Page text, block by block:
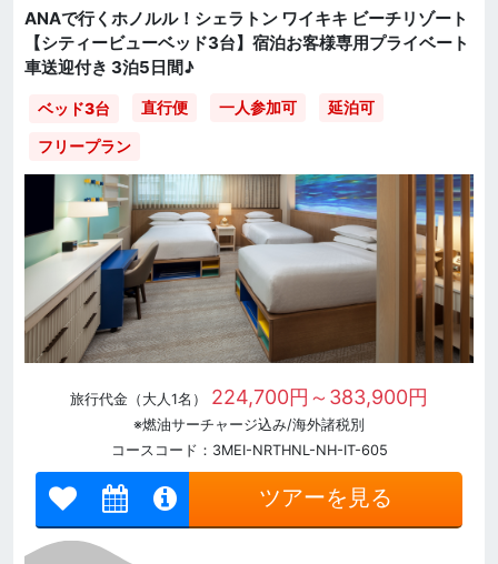
ANAで行くホノルル！シェラトン ワイキキ ビーチリゾート
【シティービューベッド3台】宿泊お客様専用プライベート
車送迎付き 3泊5日間♪
ベッド3台 直行便 一人参加可 延泊可
フリープラン
旅行代金（大人1名） 224,700円～383,900円
※燃油サーチャージ込み/海外諸税別
コースコード：3MEI-NRTHNL-NH-IT-605
ツアーを見る